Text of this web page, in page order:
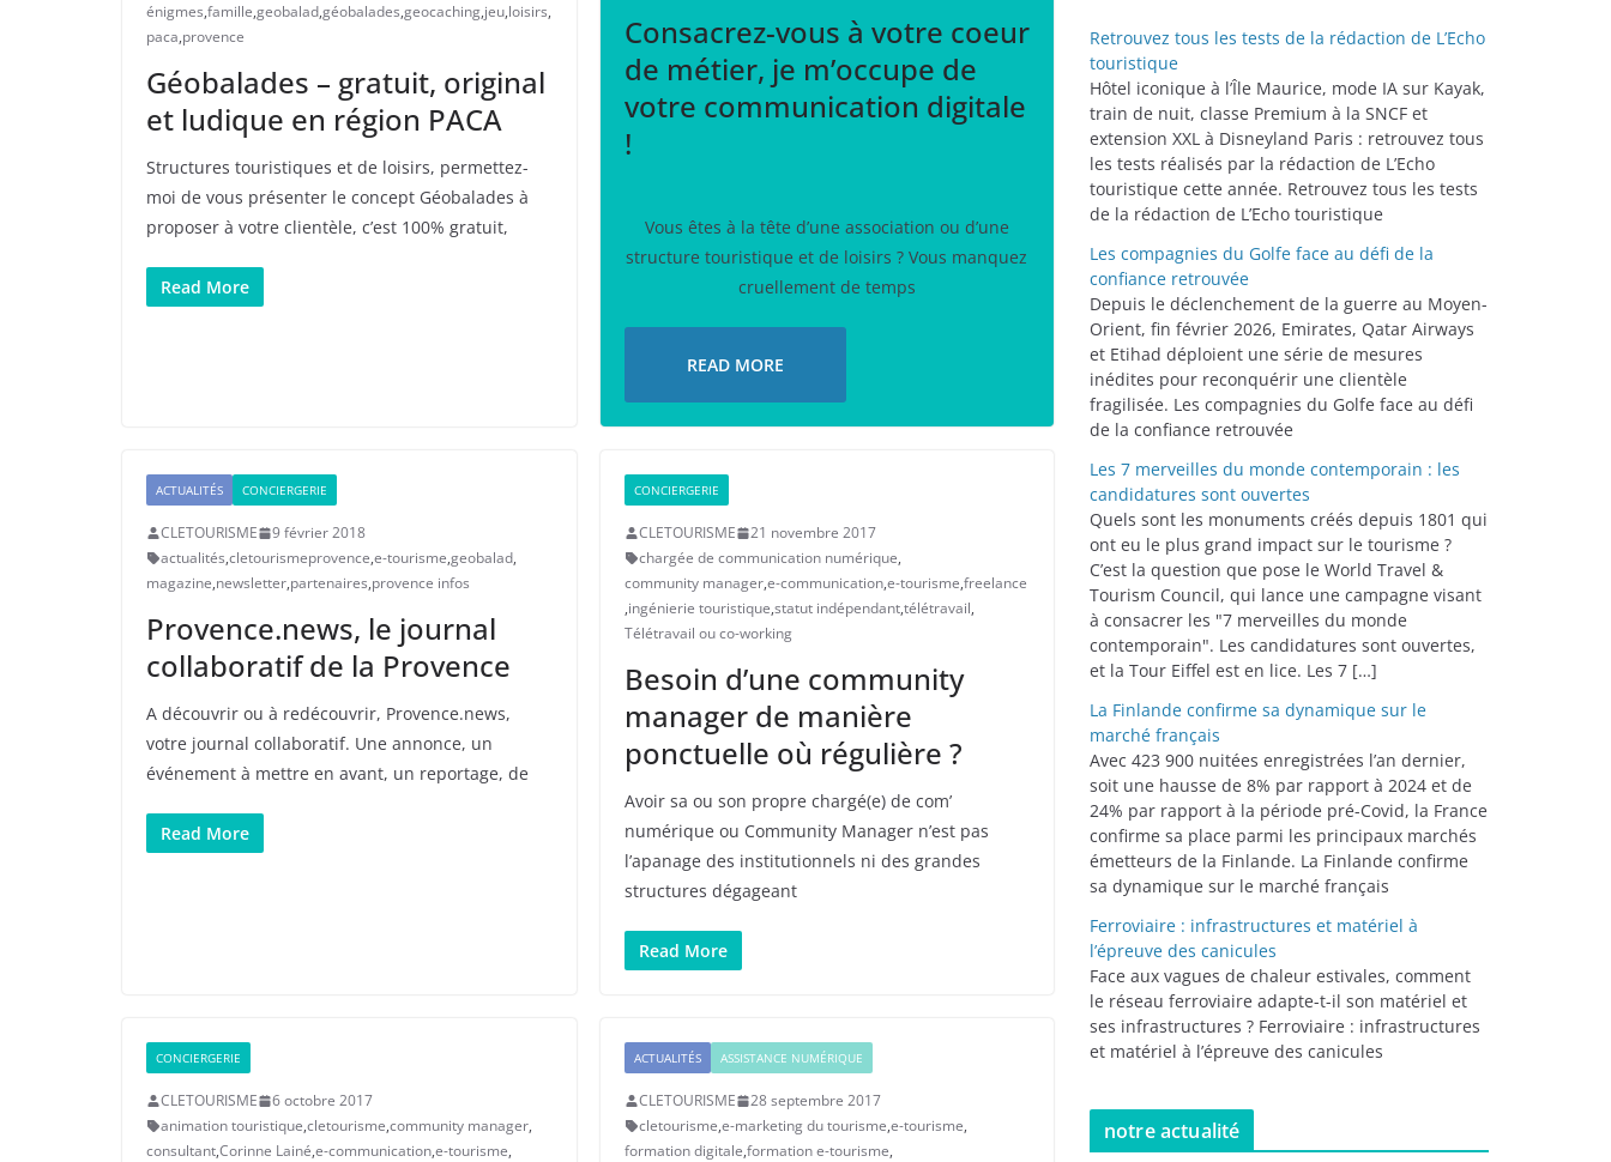
énigmes,famille,geobalad,géobalades,geocaching,jeu,loisirs,
paca,provence
Géobalades – gratuit, original
et ludique en région PACA
Structures touristiques et de loisirs, permettez-
moi de vous présenter le concept Géobalades à
proposer à votre clientèle, c’est 100% gratuit,
Read More
Consacrez-vous à votre coeur
de métier, je m’occupe de
votre communication digitale
!
Vous êtes à la tête d’une association ou d’une
structure touristique et de loisirs ? Vous manquez
cruellement de temps
READ MORE
ACTUALITÉS CONCIERGERIE
CLETOURISME
9 février 2018
actualités,cletourismeprovence,e-tourisme,geobalad,
magazine,newsletter,partenaires,provence infos
Provence.news, le journal
collaboratif de la Provence
A découvrir ou à redécouvrir, Provence.news,
votre journal collaboratif. Une annonce, un
événement à mettre en avant, un reportage, de
Read More
CONCIERGERIE
CLETOURISME
21 novembre 2017
chargée de communication numérique,
community manager,e-communication,e-tourisme,freelance
,ingénierie touristique,statut indépendant,télétravail,
Télétravail ou co-working
Besoin d’une community
manager de manière
ponctuelle où régulière ?
Avoir sa ou son propre chargé(e) de com’
numérique ou Community Manager n’est pas
l’apanage des institutionnels ni des grandes
structures dégageant
Read More
CONCIERGERIE
CLETOURISME
6 octobre 2017
animation touristique,cletourisme,community manager,
consultant,Corinne Lainé,e-communication,e-tourisme,
ACTUALITÉS ASSISTANCE NUMÉRIQUE
CLETOURISME
28 septembre 2017
cletourisme,e-marketing du tourisme,e-tourisme,
formation digitale,formation e-tourisme,
r
i
e
s
Retrouvez tous les tests de la rédaction de L’Echo
touristique
Hôtel iconique à l’Île Maurice, mode IA sur Kayak,
train de nuit, classe Premium à la SNCF et
extension XXL à Disneyland Paris : retrouvez tous
les tests réalisés par la rédaction de L’Echo
touristique cette année. Retrouvez tous les tests
de la rédaction de L’Echo touristique
Les compagnies du Golfe face au défi de la
confiance retrouvée
Depuis le déclenchement de la guerre au Moyen-
Orient, fin février 2026, Emirates, Qatar Airways
et Etihad déploient une série de mesures
inédites pour reconquérir une clientèle
fragilisée. Les compagnies du Golfe face au défi
de la confiance retrouvée
Les 7 merveilles du monde contemporain : les
candidatures sont ouvertes
Quels sont les monuments créés depuis 1801 qui
ont eu le plus grand impact sur le tourisme ?
C’est la question que pose le World Travel &
Tourism Council, qui lance une campagne visant
à consacrer les "7 merveilles du monde
contemporain". Les candidatures sont ouvertes,
et la Tour Eiffel est en lice. Les 7 […]
La Finlande confirme sa dynamique sur le
marché français
Avec 423 900 nuitées enregistrées l’an dernier,
soit une hausse de 8% par rapport à 2024 et de
24% par rapport à la période pré-Covid, la France
confirme sa place parmi les principaux marchés
émetteurs de la Finlande. La Finlande confirme
sa dynamique sur le marché français
Ferroviaire : infrastructures et matériel à
l’épreuve des canicules
Face aux vagues de chaleur estivales, comment
le réseau ferroviaire adapte-t-il son matériel et
ses infrastructures ? Ferroviaire : infrastructures
et matériel à l’épreuve des canicules
notre actualité